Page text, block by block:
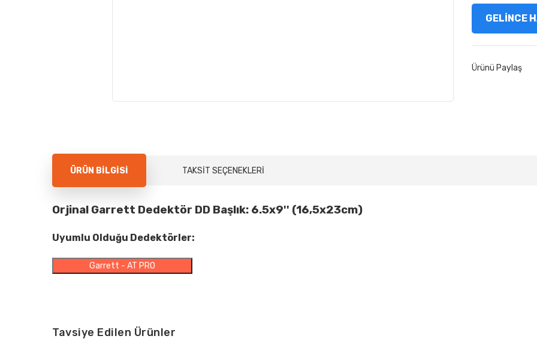
GELİNCE
Ürünü Paylaş
ÜRÜN BILGISI TAKSIT SEÇENEKLERI
Orjinal Garrett Dedektör DD Başlık: 6.5x9'' (16,5x23cm)
Uyumlu Olduğu Dedektörler:
Garrett - AT PRO
Tavsiye Edilen Ürünler